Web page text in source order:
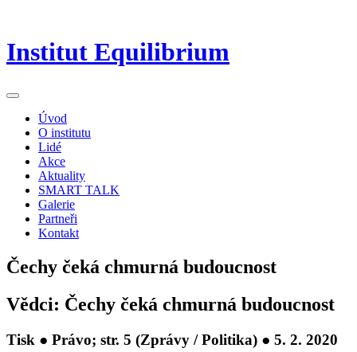
Institut Equilibrium
Úvod
O institutu
Lidé
Akce
Aktuality
SMART TALK
Galerie
Partneři
Kontakt
Čechy čeká chmurná budoucnost
Vědci: Čechy čeká chmurná budoucnost
Tisk ● Právo; str. 5 (Zprávy / Politika) ● 5. 2. 2020